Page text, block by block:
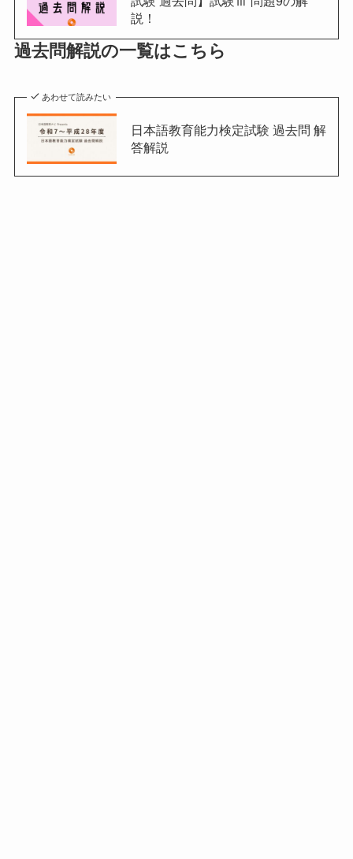
説！
過去問解説の一覧はこちら
あわせて読みたい
日本語教育能力検定試験 過去問 解
答解説